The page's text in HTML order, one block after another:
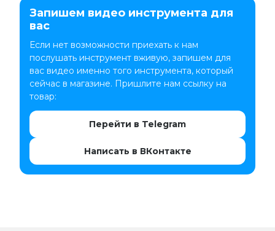
Запишем видео инструмента для
вас
Если нет возможности приехать к нам
послушать инструмент вживую, запишем для
вас видео именно того инструмента, который
сейчас в магазине. Пришлите нам ссылку на
товар:
Перейти в Telegram
Написать в ВКонтакте